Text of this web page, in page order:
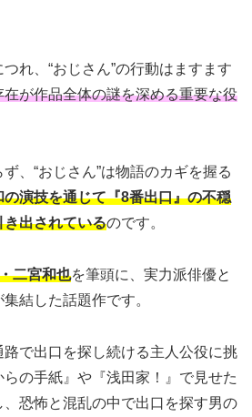
れ、“おじさん”の行動はますます
在が作品全体の謎を深める重要な役
、“おじさん”は物語のカギを握る
の演技を通じて『8番出口』の不穏
出されているのです。
二宮和也を筆頭に、実力派俳優と
結した話題作です。
で出口を探し続ける主人公役に挑
の手紙』や『浅田家！』で見せた
恐怖と混乱の中で出口を探す男の